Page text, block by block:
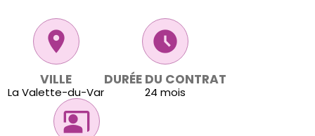
room
VILLE
La Valette-du-Var
access_time_filled
DURÉE DU CONTRAT
24 mois
co_present